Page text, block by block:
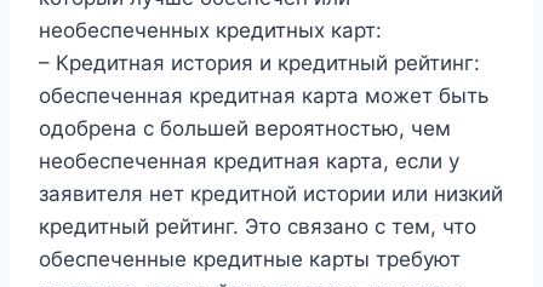
необеспеченных кредитных карт:
– Кредитная история и кредитный рейтинг:
обеспеченная кредитная карта может быть
одобрена с большей вероятностью, чем
необеспеченная кредитная карта, если у
заявителя нет кредитной истории или низкий
кредитный рейтинг. Это связано с тем, что
обеспеченные кредитные карты требуют